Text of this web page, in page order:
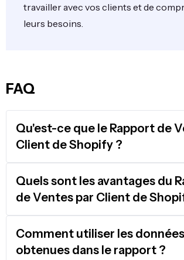
travailler avec vos clients et de
leurs besoins.
FAQ
Qu'est-ce que le Rapport de
Client de Shopify ?
Quels sont les avantages du
de Ventes par Client de
Comment utiliser les données
obtenues dans le rapport ?